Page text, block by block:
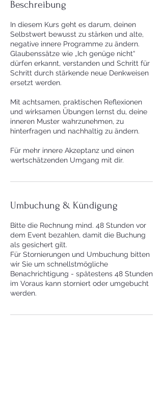
Beschreibung
In diesem Kurs geht es darum, deinen
Selbstwert bewusst zu stärken und alte,
negative innere Programme zu ändern.
Glaubenssätze wie „Ich genüge nicht“
dürfen erkannt, verstanden und Schritt für
Schritt durch stärkende neue Denkweisen
ersetzt werden.
Mit achtsamen, praktischen Reflexionen
und wirksamen Übungen lernst du, deine
inneren Muster wahrzunehmen, zu
hinterfragen und nachhaltig zu ändern.
Für mehr innere Akzeptanz und einen
wertschätzenden Umgang mit dir.
Umbuchung & Kündigung
Bitte die Rechnung mind. 48 Stunden vor
dem Event bezahlen, damit die Buchung
als gesichert gilt.
Für Stornierungen und Umbuchung bitten
wir Sie um schnellstmögliche
Benachrichtigung - spätestens 48 Stunden
im Voraus kann storniert oder umgebucht
werden.